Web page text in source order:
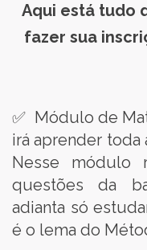
Aqui está tudo
fazer sua
✅ Módulo de
irá aprender toda
Nesse módulo
questões da
adianta só
é o lema do